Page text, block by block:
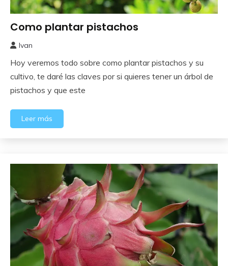
Frutales
Como plantar pistachos
octubre,
2023
Ivan
Hoy veremos todo sobre como plantar pistachos y su
cultivo, te daré las claves por si quieres tener un árbol de
pistachos y que este
Leer más